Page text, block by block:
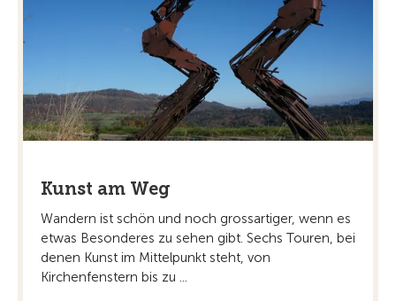
Kunst am Weg
Wandern ist schön und noch grossartiger, wenn es
etwas Besonderes zu sehen gibt. Sechs Touren, bei
denen Kunst im Mittelpunkt steht, von
Kirchenfenstern bis zu ...